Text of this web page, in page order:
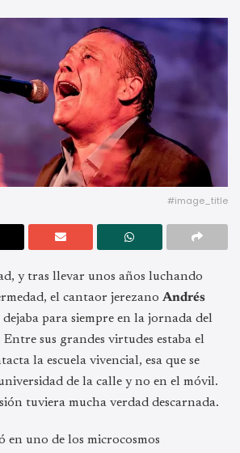
#image_title
y tras llevar unos años luchando
el cantaor jerezano Andrés
dejaba para siempre en la jornada del
sus grandes virtudes estaba el
la escuela vivencial, esa que se
de la calle y no en el móvil.
tuviera mucha verdad descarnada.
en uno de los microcosmos